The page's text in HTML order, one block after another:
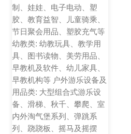
制、娃娃、电子电动、塑
胶、教育益智、儿童骑乘、
节日聚会用品、塑胶充气等
幼教类: 幼教玩具、教学用
具、图书读物、美劳用品、
早教机及软件、幼儿家具、
早教机构等 户外游乐设备及
用品类: 大型组合式游乐设
备、滑梯、秋千、攀爬、室
内外淘气堡系列、弹跳系
列、跷跷板、摇马及摇摆